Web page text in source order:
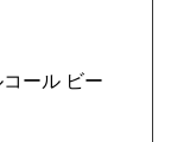
ール ビー